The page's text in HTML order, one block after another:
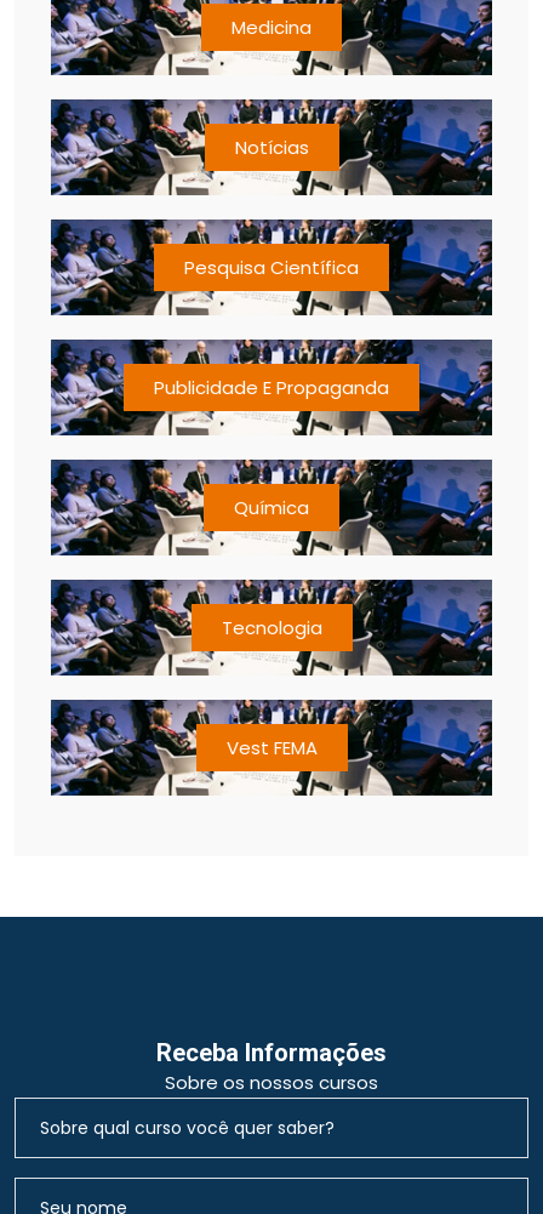
Medicina
Notícias
Pesquisa Científica
Publicidade E Propaganda
Química
Tecnologia
Vest FEMA
Receba Informações
Sobre os nossos cursos